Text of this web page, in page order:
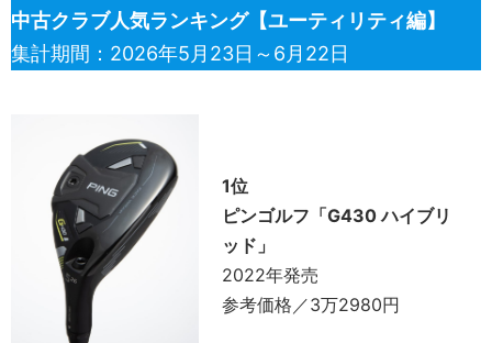
中古クラブ人気ランキング【ユーティリティ編】
集計期間：2026年5月23日～6月22日
1位
ピンゴルフ「G430 ハイブリ
ッド」
2022年発売
参考価格／3万2980円